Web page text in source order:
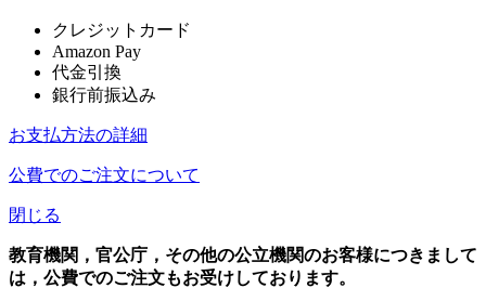
クレジットカード
Amazon Pay
代金引換
銀行前振込み
お支払方法の詳細
公費でのご注文について
閉じる
教育機関，官公庁，その他の公立機関のお客様につきまして
は，公費でのご注文もお受けしております。